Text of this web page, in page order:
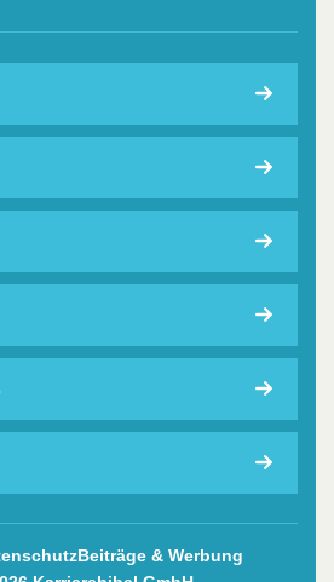
Beiträge & Werbung